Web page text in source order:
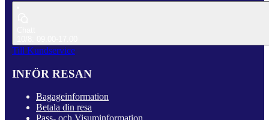
Till Kundservice
INFÖR RESAN
Bagageinformation
Betala din resa